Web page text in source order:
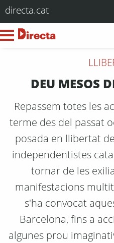
directa.cat
DEU MESOS
Repassem totes les
terme des del passat
posada en llibertat
independentistes
tornar de les
manifestacions
s'ha convocat
Barcelona, fins a
algunes prou